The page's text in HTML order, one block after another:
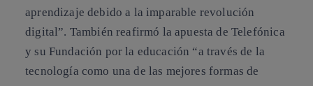
aprendizaje debido a la imparable revolución
digital”. También reafirmó la apuesta de Telefónica
y su Fundación por la educación “a través de la
tecnología como una de las mejores formas de